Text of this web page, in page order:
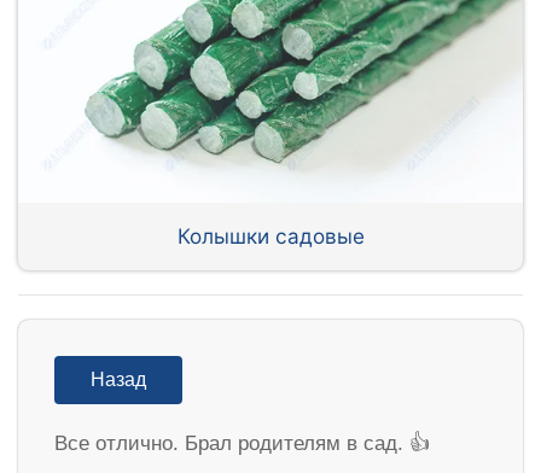
Колышки садовые
Назад
Все отлично. Брал родителям в сад. 👍